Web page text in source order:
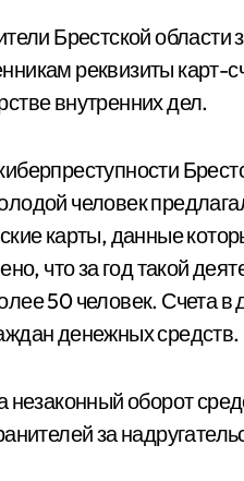
Брестской области
реквизиты карт-
внутренних дел.
человек
карты, данные
что за год такой
50 человек. Счета
денежных средств.
незаконный оборот
за